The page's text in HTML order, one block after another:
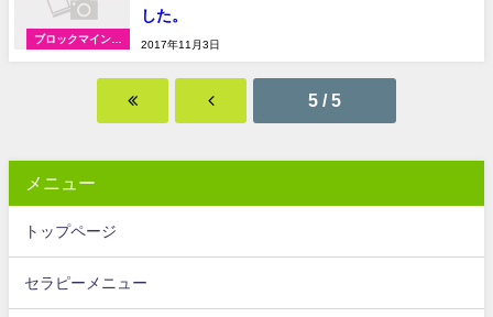
ブロックマインド
した。
2017年11月3日
5 / 5
メニュー
トップページ
セラピーメニュー